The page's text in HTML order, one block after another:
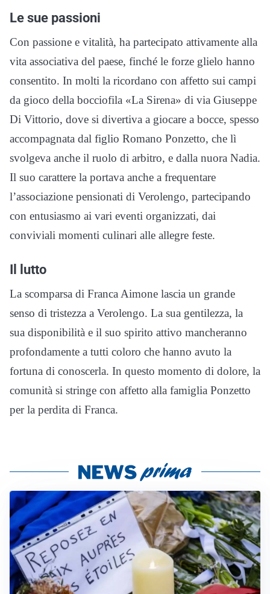
Le sue passioni
Con passione e vitalità, ha partecipato attivamente alla
vita associativa del paese, finché le forze glielo hanno
consentito. In molti la ricordano con affetto sui campi
da gioco della bocciofila «La Sirena» di via Giuseppe
Di Vittorio, dove si divertiva a giocare a bocce, spesso
accompagnata dal figlio Romano Ponzetto, che lì
svolgeva anche il ruolo di arbitro, e dalla nuora Nadia.
Il suo carattere la portava anche a frequentare
l’associazione pensionati di Verolengo, partecipando
con entusiasmo ai vari eventi organizzati, dai
conviviali momenti culinari alle allegre feste.
Il lutto
La scomparsa di Franca Aimone lascia un grande
senso di tristezza a Verolengo. La sua gentilezza, la
sua disponibilità e il suo spirito attivo mancheranno
profondamente a tutti coloro che hanno avuto la
fortuna di conoscerla. In questo momento di dolore, la
comunità si stringe con affetto alla famiglia Ponzetto
per la perdita di Franca.